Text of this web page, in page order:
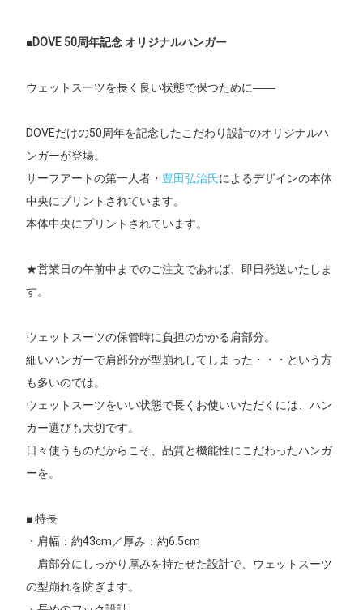
■DOVE 50周年記念 オリジナルハンガー
ウェットスーツを長く良い状態で保つために――
DOVEだけの50周年を記念したこだわり設計のオリジナルハ
ンガーが登場。
サーフアートの第一人者・ 豊田弘治氏によるデザインの本体
中央にプリントされています。
本体中央にプリントされています。
★営業日の午前中までのご注文であれば、即日発送いたしま
す。
ウェットスーツの保管時に負担のかかる肩部分。
細いハンガーで肩部分が型崩れしてしまった・・・という方
も多いのでは。
ウェットスーツをいい状態で長くお使いいただくには、ハン
ガー選びも大切です。
日々使うものだからこそ、品質と機能性にこだわったハンガ
ーを。
■ 特長
・肩幅：約43cm／厚み：約6.5cm
肩部分にしっかり厚みを持たせた設計で、ウェットスーツ
の型崩れを防ぎます。